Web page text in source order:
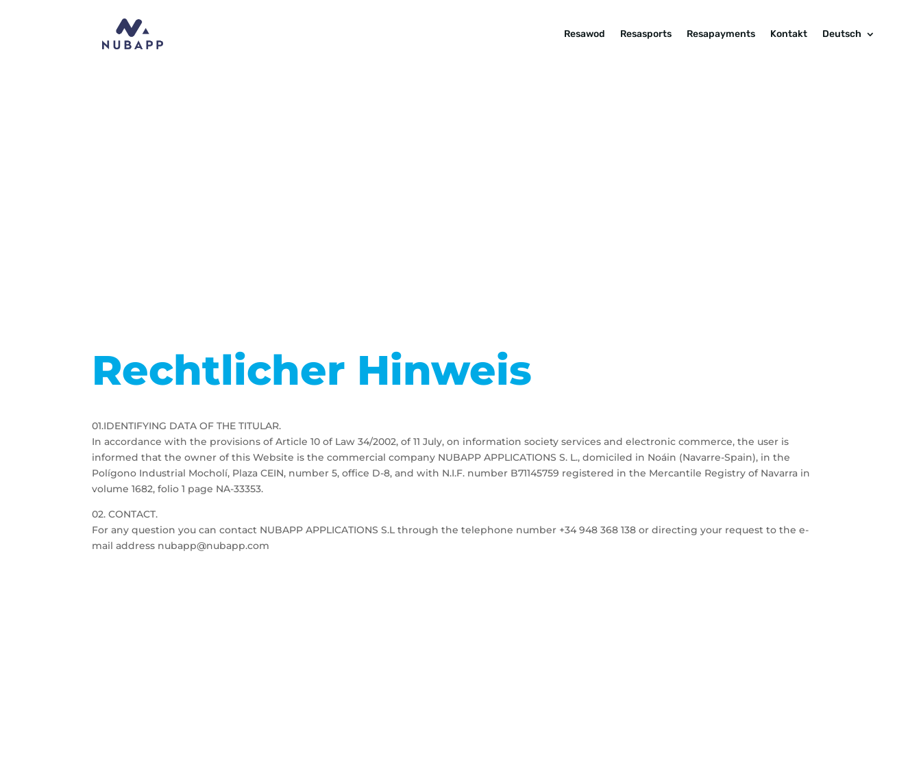
Resawod Resasports Resapayments Kontakt Deutsch
Rechtlicher Hinweis
01.IDENTIFYING DATA OF THE TITULAR.
In accordance with the provisions of Article 10 of Law 34/2002, of 11 July, on information society services and electronic commerce, the user is
informed that the owner of this Website is the commercial company NUBAPP APPLICATIONS S. L., domiciled in Noáin (Navarre-Spain), in the
Polígono Industrial Mocholí, Plaza CEIN, number 5, office D-8, and with N.I.F. number B71145759 registered in the Mercantile Registry of Navarra in
volume 1682, folio 1 page NA-33353.
02. CONTACT.
For any question you can contact NUBAPP APPLICATIONS S.L through the telephone number +34 948 368 138 or directing your request to the e-
mail address nubapp@nubapp.com